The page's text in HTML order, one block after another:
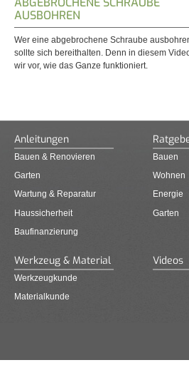
AUSBOHREN
Wer eine abgebrochene Schraube
sollte sich bereithalten. Denn in diesem
wir vor, wie das Ganze funktioniert.
Anleitungen
Bauen & Renovieren
Garten
Wartung & Reparatur
Haussicherheit
Baufinanzierung
Bauen
Wohnen
Energie
Garten
Werkzeug & Material
Werkzeugkunde
Materialkunde
Videos